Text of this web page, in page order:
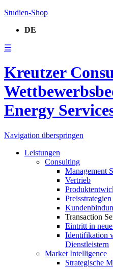
Studien-Shop
DE
☰
Kreutzer
Energy
Navigation überspringen
Leistungen
Consulting
Management
Vertrieb
Transaction
Eintritt in
Identifikation
Dienstleistern
Market Intelligence
Strategische